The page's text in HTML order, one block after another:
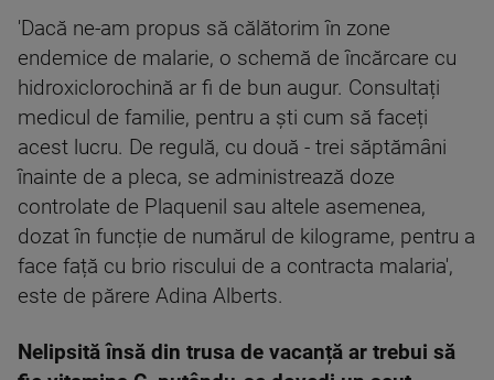
'Dacă ne-am propus să călătorim în zone
endemice de malarie, o schemă de încărcare cu
hidroxiclorochină ar fi de bun augur. Consultați
medicul de familie, pentru a ști cum să faceți
acest lucru. De regulă, cu două - trei săptămâni
înainte de a pleca, se administrează doze
controlate de Plaquenil sau altele asemenea,
dozat în funcție de numărul de kilograme, pentru a
face față cu brio riscului de a contracta malaria',
este de părere Adina Alberts.
Nelipsită însă din trusa de vacanță ar trebui să